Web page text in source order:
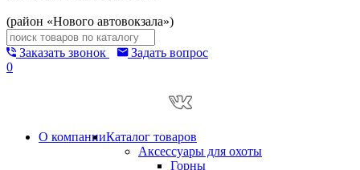
(район «Нового автовокзала»)
Заказать звонок
Задать вопрос
0
О компанииКаталог товаров
Аксессуары для охоты
Горны